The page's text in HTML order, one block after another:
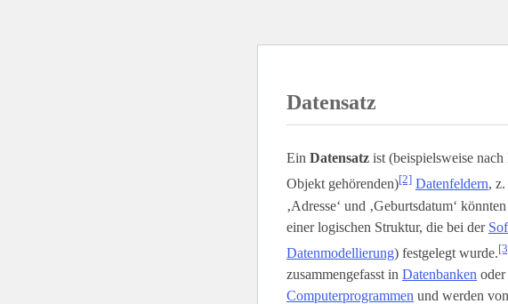
Datensatz
Ein Datensatz ist (beispielsweise nach
Objekt gehörenden)[2] Datenfeldern,
‚Adresse‘ und ‚Geburtsdatum‘
einer logischen Struktur, die bei der
Datenmodellierung) festgelegt wurde.
zusammengefasst in Datenbanken oder
Computerprogrammen und werden